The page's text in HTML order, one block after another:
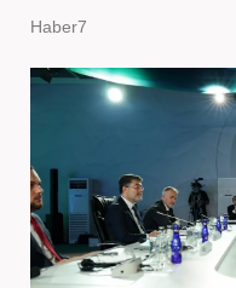
Haber7